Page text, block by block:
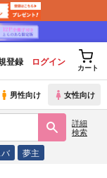
登録 ログイン
カート
男性向け 女性向け
詳細
検索
夢主